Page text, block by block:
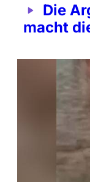
Die
macht